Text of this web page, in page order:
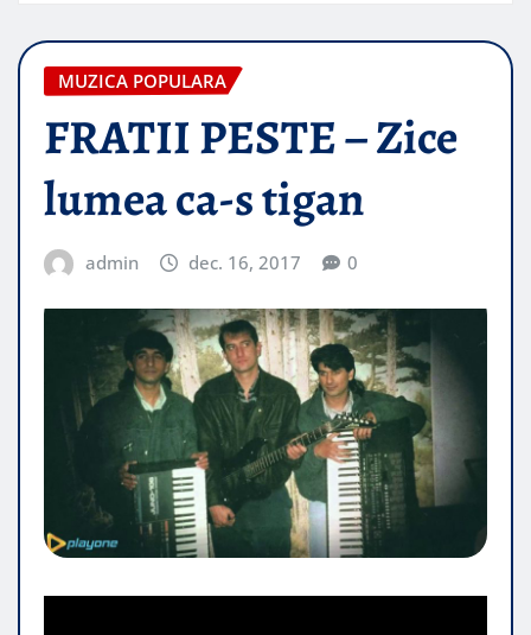
MUZICA POPULARA
FRATII PESTE – Zice
lumea ca-s tigan
admin dec. 16, 2017 0